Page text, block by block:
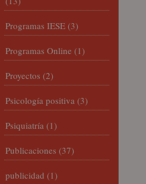
Programas IESE (3)
Programas Online (1)
Proyectos (2)
Psicología positiva (3)
Psiquiatría (1)
Publicaciones (37)
publicidad (1)